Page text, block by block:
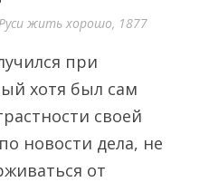
жить хорошо, 1877
при
хотя был сам
своей
по новости дела, не
от